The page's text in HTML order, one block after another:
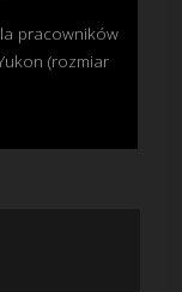
pracowników
(rozmiar